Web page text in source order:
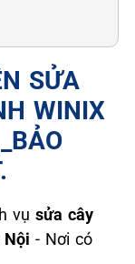
SỬA
WINIX
vụ sửa cây
Nội - Nơi có